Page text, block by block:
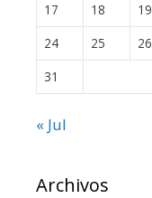
17
18 19
24
25 26
31
« Jul
Archivos